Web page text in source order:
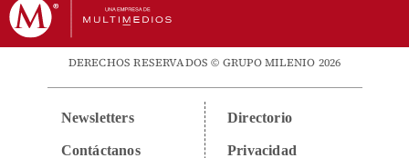
DERECHOS RESERVADOS © GRUPO MILENIO 2026
Newsletters
Contáctanos
Directorio
Privacidad